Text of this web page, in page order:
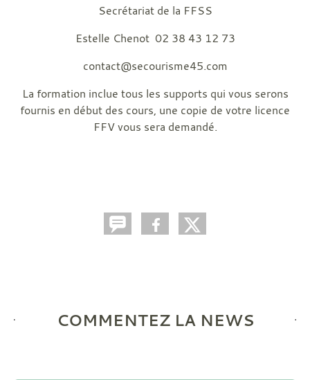
Secrétariat de la FFSS
Estelle Chenot 02 38 43 12 73
contact@secourisme45.com
La formation inclue tous les supports qui vous serons
fournis en début des cours, une copie de votre licence
FFV vous sera demandé.
COMMENTEZ LA NEWS